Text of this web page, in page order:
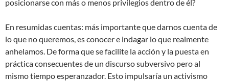
posicionarse con más o menos privilegios dentro de él?
En resumidas cuentas: más importante que darnos cuenta de
lo que no queremos, es conocer e indagar lo que realmente
anhelamos. De forma que se facilite la acción y la puesta en
práctica consecuentes de un discurso subversivo pero al
mismo tiempo esperanzador. Esto impulsaría un activismo